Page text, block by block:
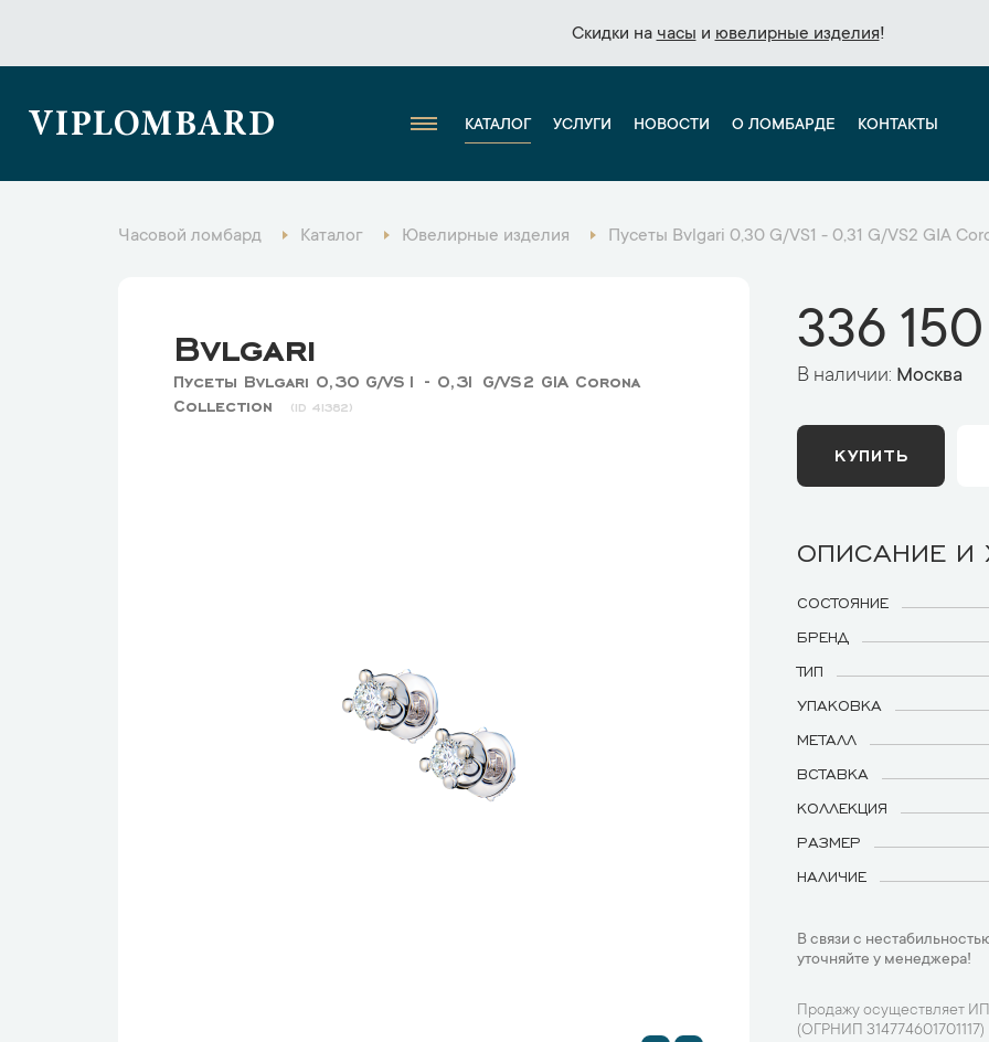
Скидки на часы и ювелирные изделия!
Скидки на часы и ювелирные изделия!
VIPLOMBARD КАТАЛОГ УСЛУГИ НОВОСТИ О ЛОМБАРДЕ КОНТАКТЫ
Часовой ломбард Каталог Ювелирные изделия Пусеты Bvlgari 0,30 G/VS1 - 0,31 G/VS2 GIA
Bvlgari
Пусеты Bvlgari 0,30 G/VS1 - 0,31 G/VS2 GIA Corona
Collection
41382
336
В наличии: Москва
КУПИТЬ
ОПИСАНИЕ И
СОСТОЯНИЕ
БРЕНД
ТИП
УПАКОВКА
МЕТАЛЛ
ВСТАВКА
КОЛЛЕКЦИЯ
РАЗМЕР
НАЛИЧИЕ
В связи с
уточняйте у менеджера!
Продажу осуществляет
(ОГРНИП 314774601701117)